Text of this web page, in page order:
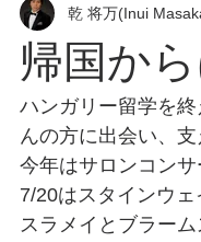
帰国か
乾 将万(Inui
ハンガリー留学を
んの方に出会い、
今年はサロンコン
7/20はスタインウ
スラメイとブラー